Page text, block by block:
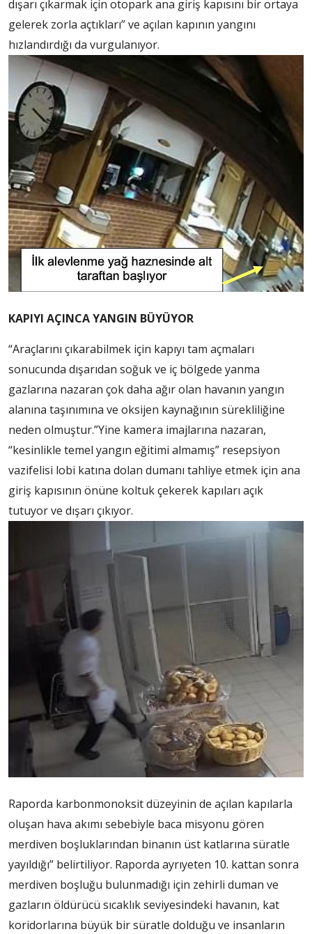
dışarı çıkarmak için otopark ana giriş kapısını bir ortaya
gelerek zorla açtıkları” ve açılan kapının yangını
hızlandırdığı da vurgulanıyor.
KAPIYI AÇINCA YANGIN BÜYÜYOR
“Araçlarını çıkarabilmek için kapıyı tam açmaları
sonucunda dışarıdan soğuk ve iç bölgede yanma
gazlarına nazaran çok daha ağır olan havanın yangın
alanına taşınımına ve oksijen kaynağının sürekliliğine
neden olmuştur.”Yine kamera imajlarına nazaran,
“kesinlikle temel yangın eğitimi almamış” resepsiyon
vazifelisi lobi katına dolan dumanı tahliye etmek için ana
giriş kapısının önüne koltuk çekerek kapıları açık
tutuyor ve dışarı çıkıyor.
Raporda karbonmonoksit düzeyinin de açılan kapılarla
oluşan hava akımı sebebiyle baca misyonu gören
merdiven boşluklarından binanın üst katlarına süratle
yayıldığı” belirtiliyor. Raporda ayrıyeten 10. kattan sonra
merdiven boşluğu bulunmadığı için zehirli duman ve
gazların öldürücü sıcaklık seviyesindeki havanın, kat
koridorlarına büyük bir süratle dolduğu ve insanların